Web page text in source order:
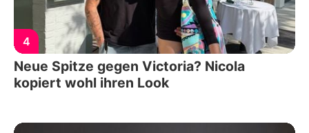
4
Neue Spitze gegen Victoria? Nicola
kopiert wohl ihren Look